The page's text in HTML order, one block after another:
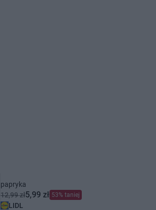
papryka
12,99 zł5,99 zł 53% taniej
LIDL